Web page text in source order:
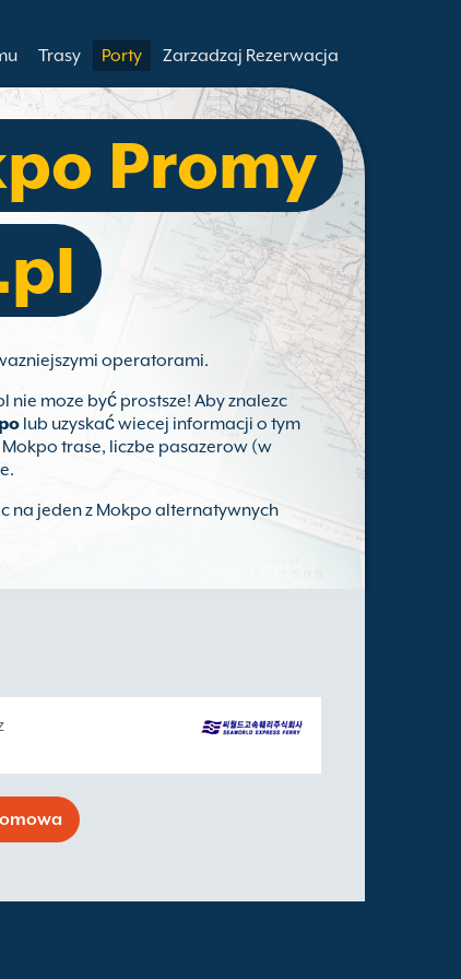
Trasy Porty Zarzadzaj Rezerwacja
Promy
operatorami.
nie moze być prostsze! Aby znalezc
lub uzyskać wiecej informacji o tym
trase, liczbe pasazerow (w
na jeden z Mokpo alternatywnych